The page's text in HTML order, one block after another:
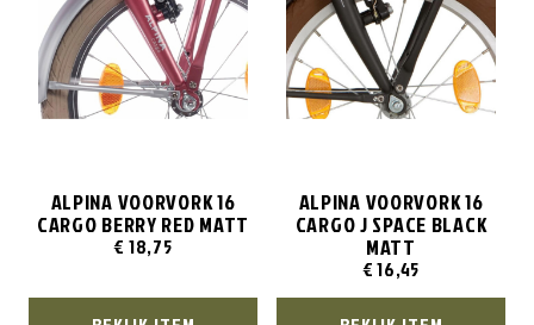
ALPINA VOORVORK 16
CARGO BERRY RED MATT
€ 18,75
ALPINA VOORVORK 16
CARGO J SPACE BLACK
MATT
€16,45